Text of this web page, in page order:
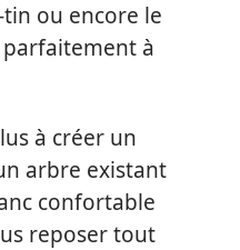
ou encore le
à
à créer un
arbre existant
confortable
reposer tout